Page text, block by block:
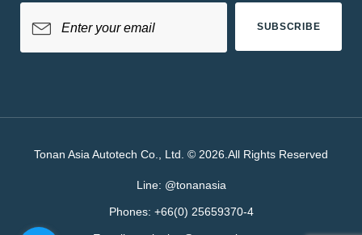
SUBSCRIBE
Tonan Asia Autotech Co., Ltd. © 2026.All Rights Reserved
Line: @tonanasia
Phones: +66(0) 25659370-4